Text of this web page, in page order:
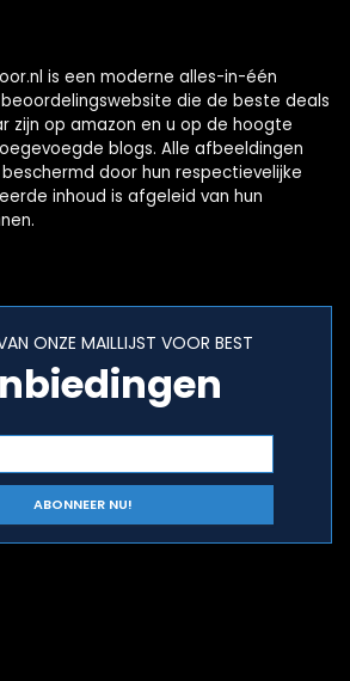
is een moderne alles-in-één
die de beste deals
zijn op amazon en u op de hoogte
blogs. Alle afbeeldingen
door hun respectievelijke
inhoud is afgeleid van hun
ONZE MAILLIJST VOOR BEST